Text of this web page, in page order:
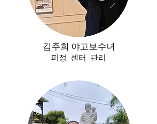
김주희 야고보수녀
피정 센터 관리